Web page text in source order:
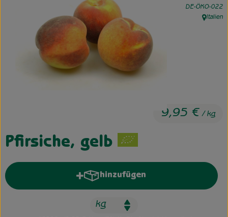
Unsere Hofkiste
Über uns
Neues vom Hof
Pfirsiche, gelb
9,95 €/ kg
, Kontrollstelle:
DE-ÖKO-022
,
Italien
hinzufügen
Produkt zum Warenkorb